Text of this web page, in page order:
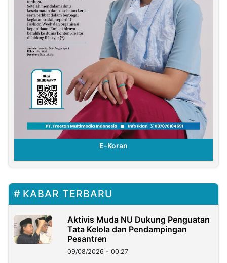
E-Koran
KABAR TERBARU
Aktivis Muda NU Dukung Penguatan
Tata Kelola dan Pendampingan
Pesantren
09/08/2026 - 00:27